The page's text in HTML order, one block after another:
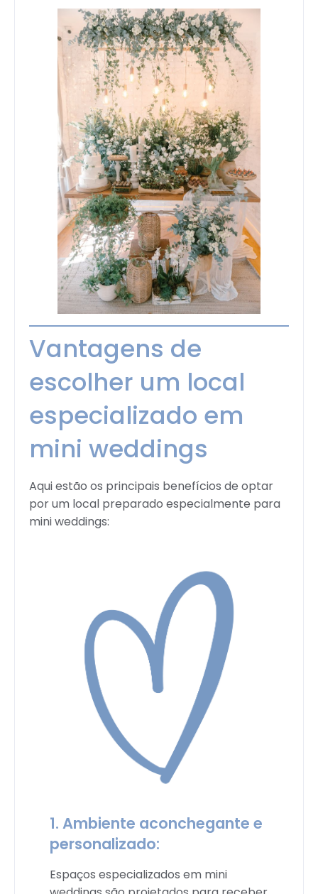
Vantagens de
escolher um local
especializado em
mini weddings
Aqui estão os principais benefícios de optar
por um local preparado especialmente para
mini weddings:
1. Ambiente aconchegante e
personalizado:
Espaços especializados em mini